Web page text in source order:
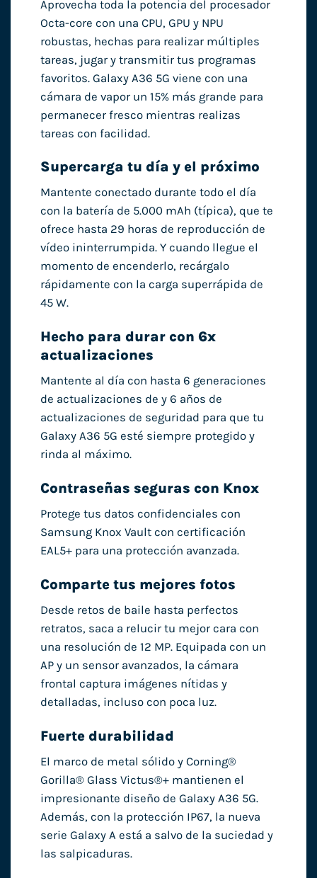
Aprovecha toda la potencia del procesador
Octa-core con una CPU, GPU y NPU
robustas, hechas para realizar múltiples
tareas, jugar y transmitir tus programas
favoritos. Galaxy A36 5G viene con una
cámara de vapor un 15% más grande para
permanecer fresco mientras realizas
tareas con facilidad.
Supercarga tu día y el próximo
Mantente conectado durante todo el día
con la batería de 5.000 mAh (típica), que te
ofrece hasta 29 horas de reproducción de
vídeo ininterrumpida. Y cuando llegue el
momento de encenderlo, recárgalo
rápidamente con la carga superrápida de
45 W.
Hecho para durar con 6x
actualizaciones
Mantente al día con hasta 6 generaciones
de actualizaciones de y 6 años de
actualizaciones de seguridad para que tu
Galaxy A36 5G esté siempre protegido y
rinda al máximo.
Contraseñas seguras con Knox
Protege tus datos confidenciales con
Samsung Knox Vault con certificación
EAL5+ para una protección avanzada.
Comparte tus mejores fotos
Desde retos de baile hasta perfectos
retratos, saca a relucir tu mejor cara con
una resolución de 12 MP. Equipada con un
AP y un sensor avanzados, la cámara
frontal captura imágenes nítidas y
detalladas, incluso con poca luz.
Fuerte durabilidad
El marco de metal sólido y Corning®
Gorilla® Glass Victus®+ mantienen el
impresionante diseño de Galaxy A36 5G.
Además, con la protección IP67, la nueva
serie Galaxy A está a salvo de la suciedad y
las salpicaduras.